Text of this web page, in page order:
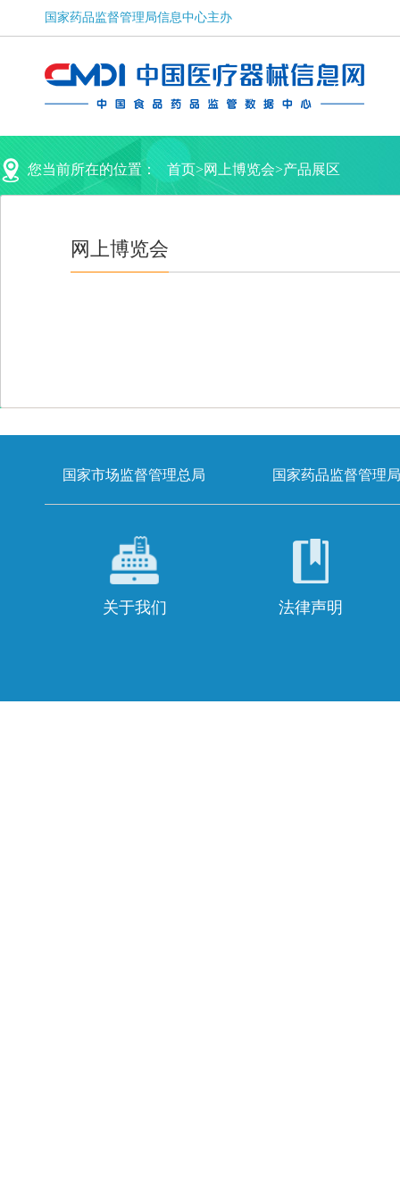
您当前所在的位置： 首页>网上博览会>产品展区
网上博览会
国家市场监督管理总局 国家药品监督管理局
关于我们 法律声明